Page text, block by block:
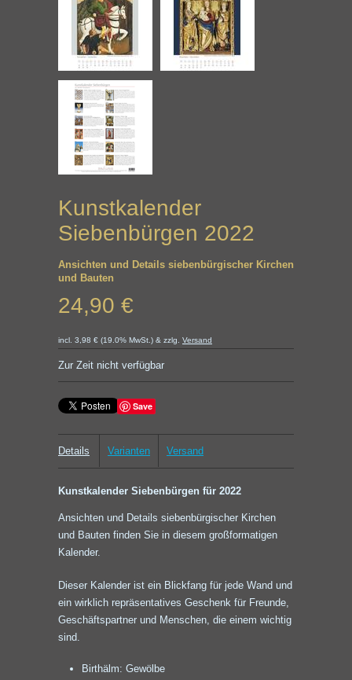
Kunstkalender
Siebenbürgen 2022
Ansichten und Details siebenbürgischer Kirchen
und Bauten
24,90 €
incl. 3,98 € (19.0% MwSt.) & zzlg. Versand
Zur Zeit nicht verfügbar
Save
Details Varianten Versand
Kunstkalender Siebenbürgen für 2022
Ansichten und Details siebenbürgischer Kirchen
und Bauten finden Sie in diesem großformatigen
Kalender.
Dieser Kalender ist ein Blickfang für jede Wand und
ein wirklich repräsentatives Geschenk für Freunde,
Geschäftspartner und Menschen, die einem wichtig
sind.
Birthälm: Gewölbe